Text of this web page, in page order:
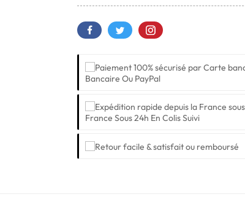
Bancaire Ou PayPal
France Sous 24h En Colis Suivi